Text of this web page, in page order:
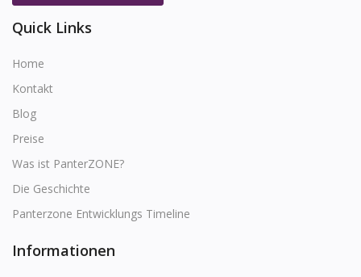
Quick Links
Home
Kontakt
Blog
Preise
Was ist PanterZONE?
Die Geschichte
Panterzone Entwicklungs Timeline
Informationen